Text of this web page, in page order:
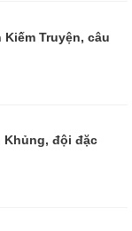
Kiếm Truyện, câu
Khủng, đội đặc